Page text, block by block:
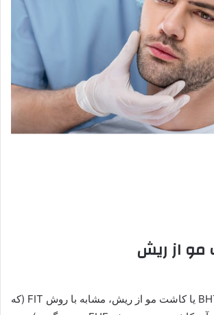
از ریش
گرافت‌ها در روش BHT یا کاشت مو از ریش، مشابه با روش FIT (که